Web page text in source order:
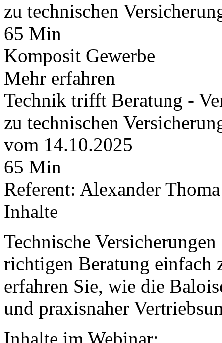
zu technischen
65 Min
Komposit Gewerbe
Mehr erfahren
Technik trifft Beratung -
zu technischen
vom 14.10.2025
65 Min
Referent: Alexander
Inhalte
Technische
richtigen Beratung einfach
erfahren Sie, wie die
und praxisnaher
Inhalte im Webinar: